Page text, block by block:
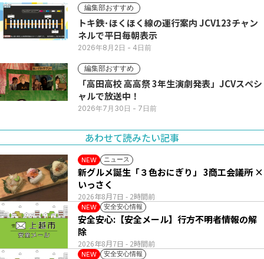
編集部おすすめ
トキ鉄･ほくほく線の運行案内 JCV123チャン
ネルで平日毎朝表示
2026年8月2日 - 4日前
編集部おすすめ
「高田高校 高高祭 3年生演劇発表」JCVスペシ
ャルで放送中！
2026年7月30日 - 7日前
あわせて読みたい記事
NEW ニュース
2026年8月7日 - 2時間前
新グルメ誕生「３色おにぎり」 3商工会議所 ×
いっさく
NEW 安全安心情報
2026年8月7日 - 2時間前
安全安心:【安全メール】行方不明者情報の解
除
NEW 安全安心情報